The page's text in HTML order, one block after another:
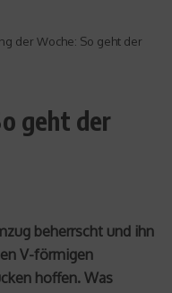
der Woche: So geht der
geht der
beherrscht und ihn
V-förmigen
hoffen. Was